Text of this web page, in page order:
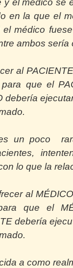
y el médico se
en la que el
médico
ambos sería
al
para que el
debería
un poco
lo que la
al
que el
debería
a como